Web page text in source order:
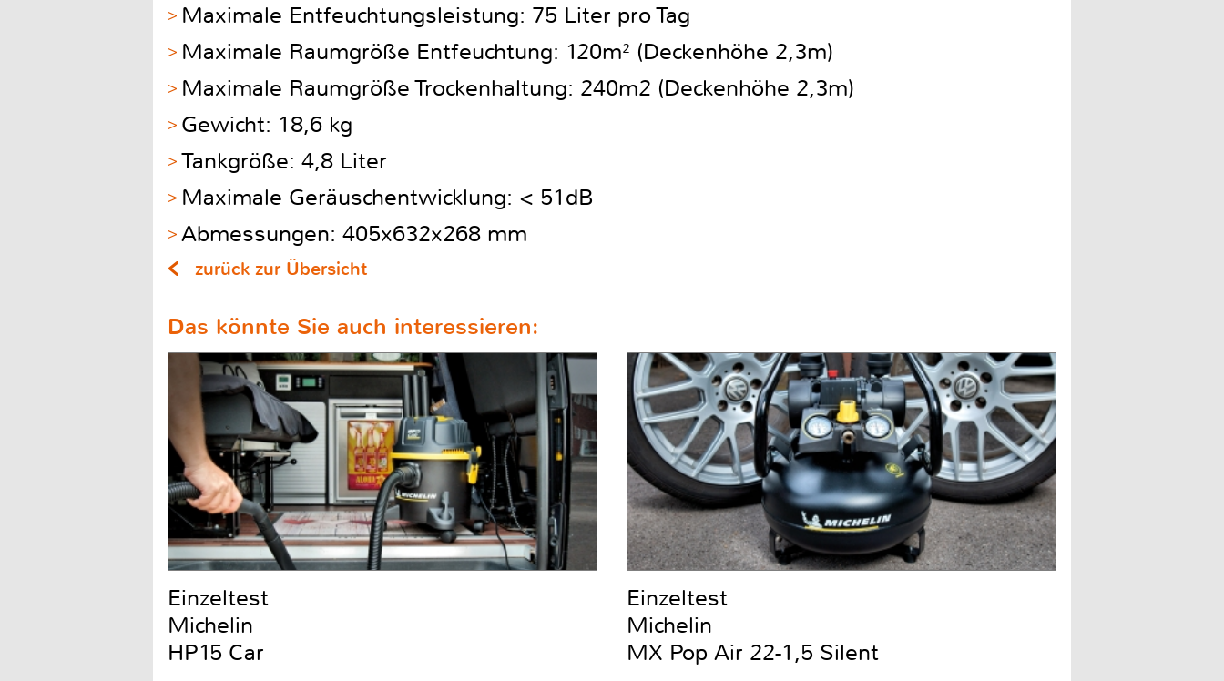
Maximale Entfeuchtungsleistung: 75 Liter pro Tag
Maximale Raumgröße Entfeuchtung: 120m² (Deckenhöhe 2,3m)
Maximale Raumgröße Trockenhaltung: 240m2 (Deckenhöhe 2,3m)
Gewicht: 18,6 kg
Tankgröße: 4,8 Liter
Maximale Geräuschentwicklung: < 51dB
Abmessungen: 405x632x268 mm
zurück zur Übersicht
Das könnte Sie auch interessieren:
Einzeltest
Michelin
HP15 Car
Einzeltest
Michelin
MX Pop Air 22-1,5 Silent